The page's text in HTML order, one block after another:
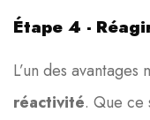
Étape 4 -
L’un des
réactivité. Que ce